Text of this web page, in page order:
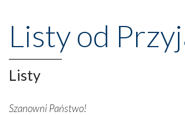
Opatrznościową pomoc w
niepodległość kraju. Zachwyt budziła
misterna architektura tych
wspaniałe zdobienia, dbałość ich
połączenie talentów z wytrwałością
Listy od
Listy
Szanowni Państwo!